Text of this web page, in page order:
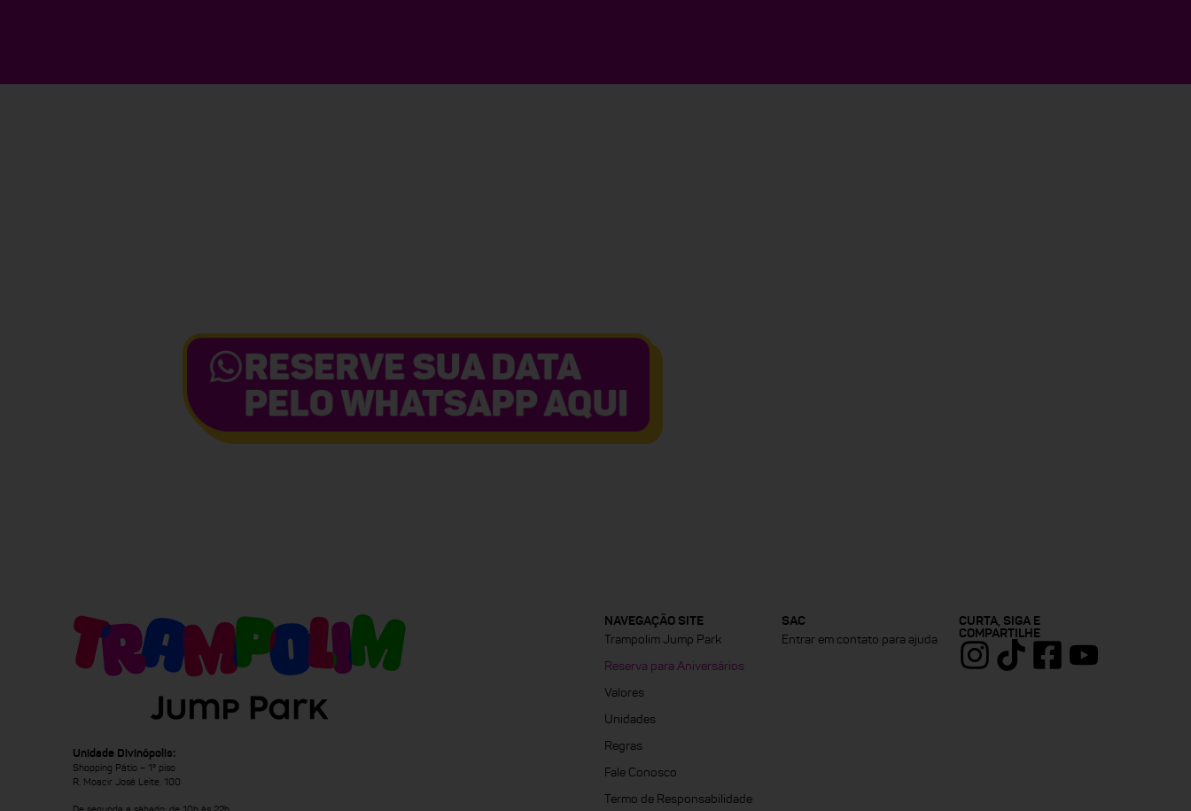
RESERVE SUA DATA
PELO WHATSAPP AQUI
Unidade Divinópolis:
Shopping Pátio – 1º piso
R. Moacir José Leite, 100
NAVEGAÇÃO SITE
Trampolim Jump Park
Reserva para Aniversários
Valores
Unidades
Regras
Fale Conosco
Termo de Responsabilidade
SAC
Entrar em contato para ajuda
CURTA, SIGA E
COMPARTILHE